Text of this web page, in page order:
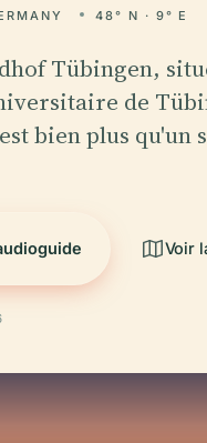
48° N · 9° E
Tübingen,
de
bien plus qu'un
Voir